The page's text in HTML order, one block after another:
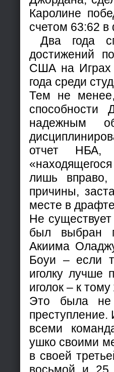
Каролине
счетом 63:62 в
Два года
достижений
США на Играх
года среди
Тем не
способности
надежным
отчет НБА,
лишь вправо,
причины,
месте в
Не
был выбран
Акиима
Боуи – если
иголку лучше
иголок – к
Это была не
всеми
ушко своими
в своей